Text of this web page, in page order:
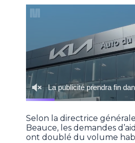
Selon la directrice
Beauce, les demandes
ont doublé du volume